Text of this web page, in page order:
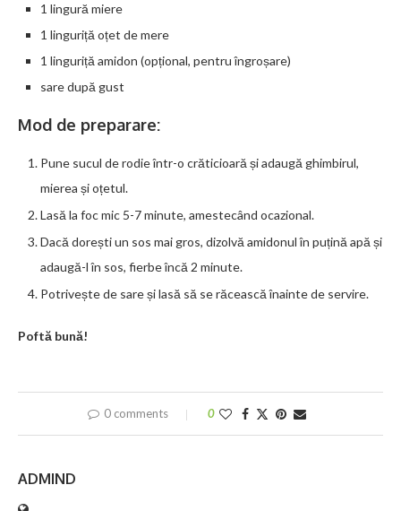
1 lingură miere
1 linguriță oțet de mere
1 linguriță amidon (opțional, pentru îngroșare)
sare după gust
Mod de preparare:
Pune sucul de rodie într-o crăticioară și adaugă ghimbirul,
mierea și oțetul.
Lasă la foc mic 5-7 minute, amestecând ocazional.
Dacă dorești un sos mai gros, dizolvă amidonul în puțină apă și
adaugă-l în sos, fierbe încă 2 minute.
Potrivește de sare și lasă să se răcească înainte de servire.
Poftă bună!
0 comments 0
ADMIND